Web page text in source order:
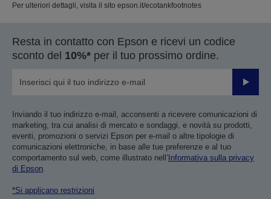
Per ulteriori dettagli, visita il sito epson.it/ecotankfootnotes
Resta in contatto con Epson e ricevi un codice
sconto del 10%* per il tuo prossimo ordine.
Invia
Inviando il tuo indirizzo e-mail, acconsenti a ricevere comunicazioni di
marketing, tra cui analisi di mercato e sondaggi, e novità su prodotti,
eventi, promozioni o servizi Epson per e-mail o altre tipologie di
comunicazioni elettroniche, in base alle tue preferenze e al tuo
comportamento sul web, come illustrato nell’Informativa sulla privacy
di Epson
*Si applicano restrizioni